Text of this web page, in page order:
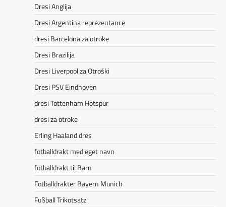
Dresi Anglija
Dresi Argentina reprezentance
dresi Barcelona za otroke
Dresi Brazilija
Dresi Liverpool za Otroški
Dresi PSV Eindhoven
dresi Tottenham Hotspur
dresi za otroke
Erling Haaland dres
fotballdrakt med eget navn
fotballdrakt til Barn
Fotballdrakter Bayern Munich
Fußball Trikotsatz